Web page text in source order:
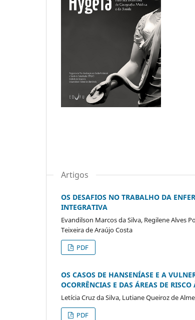
Artigos
OS DESAFIOS NO TRABALHO DA
INTEGRATIVA
Evandilson Marcos da Silva, Regilene Alves
Teixeira de Araújo Costa
PDF
OS CASOS DE HANSENÍASE E A
OCORRÊNCIAS E DAS ÁREAS DE
Letícia Cruz da Silva, Lutiane Queiroz de
PDF